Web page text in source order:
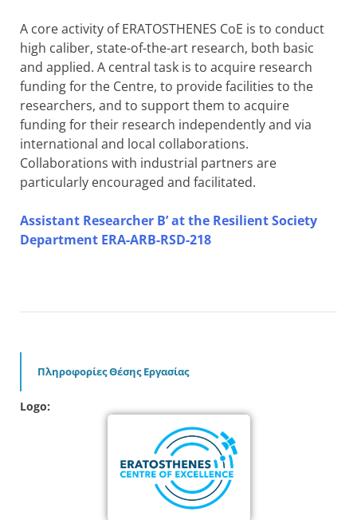
A core activity of ERATOSTHENES CoE is to conduct
high caliber, state-of-the-art research, both basic
and applied. A central task is to acquire research
funding for the Centre, to provide facilities to the
researchers, and to support them to acquire
funding for their research independently and via
international and local collaborations.
Collaborations with industrial partners are
particularly encouraged and facilitated.
Assistant Researcher B’ at the Resilient Society
Department ERA-ARB-RSD-218
Πληροφορίες Θέσης Εργασίας
Logo: